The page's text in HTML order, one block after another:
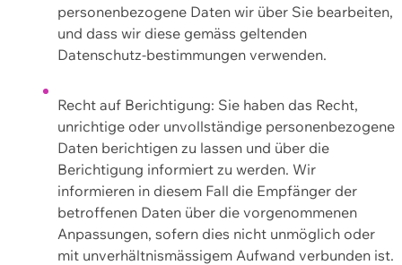
personenbezogene Daten wir über Sie bearbeiten,
und dass wir diese gemäss geltenden
Datenschutz-bestimmungen verwenden.
Recht auf Berichtigung: Sie haben das Recht,
unrichtige oder unvollständige personenbezogene
Daten berichtigen zu lassen und über die
Berichtigung informiert zu werden. Wir
informieren in diesem Fall die Empfänger der
betroffenen Daten über die vorgenommenen
Anpassungen, sofern dies nicht unmöglich oder
mit unverhältnismässigem Aufwand verbunden ist.